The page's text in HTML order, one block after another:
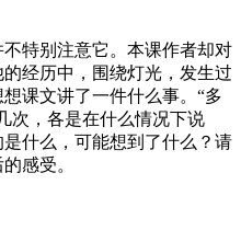
特别注意它。本课作者却对
经历中，围绕灯光，发生过
课文讲了一件什么事。“多
次，各是在什么情况下说
什么，可能想到了什么？请
感受。